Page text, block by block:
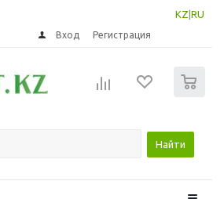
KZ RU
Вход Регистрация
Найти